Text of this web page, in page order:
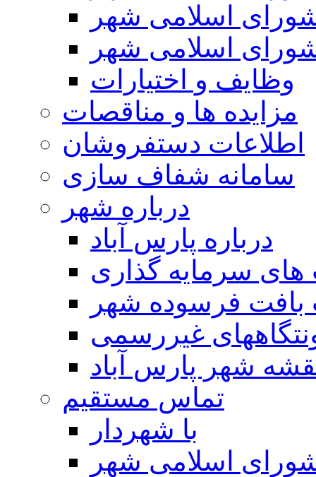
اسلامی شهر
اسلامی شهر
وظایف و اختیارات
مزایده ها و مناقصات
اطلاعات دستفروشان
سامانه شفاف سازی
درباره شهر
درباره پارس آباد
سرمایه گذاری
بافت فرسوده شهر
غیررسمی
شهر پارس آباد
تماس مستقیم
با شهردار
اسلامی شهر